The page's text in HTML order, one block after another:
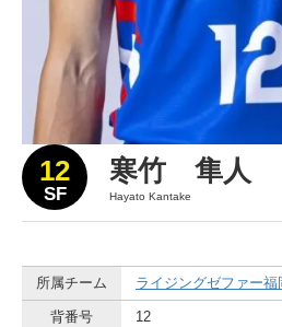
12
SF
寒竹 隼人
Hayato Kantake
所属チーム ライジングゼファー福
背番号 12